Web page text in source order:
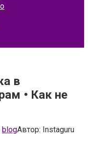
в
• Как не
blogАвтор: Instaguru